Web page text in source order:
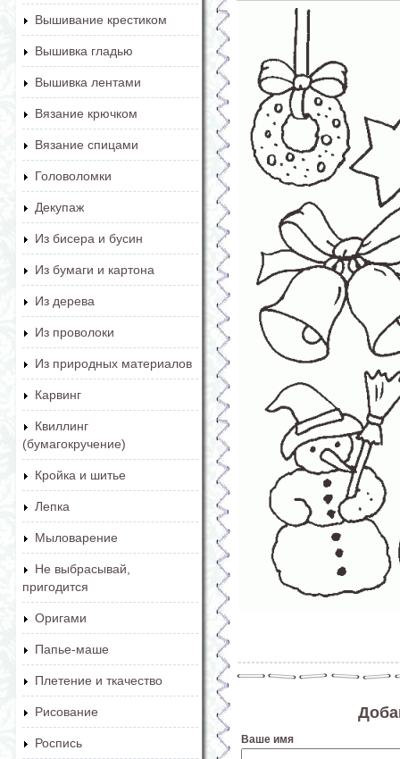
Вышивание крестиком
Вышивка гладью
Вышивка лентами
Вязание крючком
Вязание спицами
Головоломки
Декупаж
Из бисера и бусин
Из бумаги и картона
Из дерева
Из проволоки
Из природных материалов
Карвинг
Квиллинг
(бумагокручение)
Кройка и шитье
Лепка
Мыловарение
Не выбрасывай,
пригодится
Оригами
Папье-маше
Плетение и ткачество
Рисование
Роспись Ваше имя